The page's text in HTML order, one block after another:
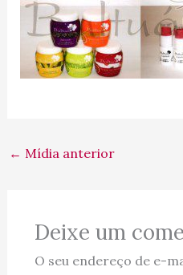
← Mídia anterior
Deixe um
O seu endereço de e-